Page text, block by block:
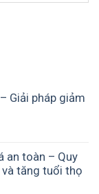
Giải pháp giảm
an toàn – Quy
tăng tuổi thọ